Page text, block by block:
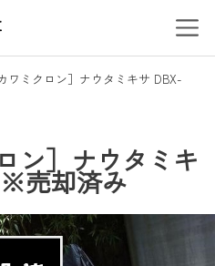
Menu
ワミクロン］ナウタミキサ DBX-
ン］ナウタミキ
売却済み